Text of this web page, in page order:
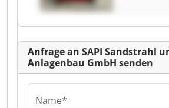
Anfrage an SAPI Sandstrahl
Anlagenbau GmbH senden
Name*